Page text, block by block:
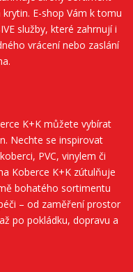
E-shop Vám k tomu
služby, které zahrnují i
vrácení nebo zaslání
K+Kmůžete vybírat
Nechte se inspirovat
PVC, vinylem či
Koberce K+K zútulňuje
bohatého sortimentu
– od zaměření prostor
po pokládku, dopravu a